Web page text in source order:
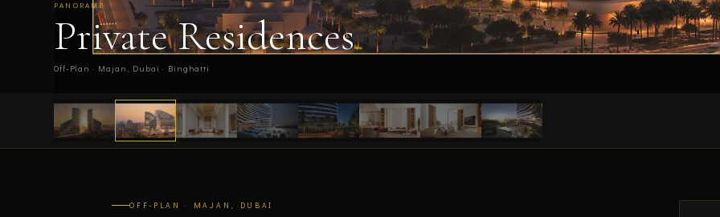
PANORAMË
Private Residences
Off-Plan · Majan, Dubai · Binghatti
OFF-PLAN · MAJAN, DUBAI